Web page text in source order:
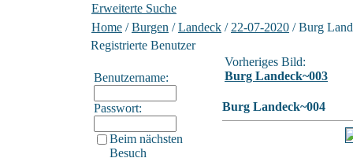
Erweiterte Suche
Home /Burgen /Landeck / 22-07-2020 / Burg
Registrierte Benutzer
Benutzername:
Passwort:
Beim nächsten
Besuch
Vorheriges Bild:
Burg Landeck~003
Burg Landeck~004